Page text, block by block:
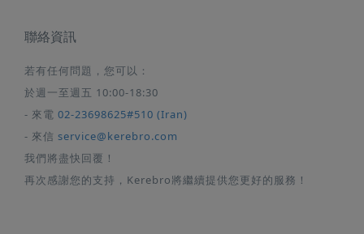
聯絡資訊
若有任何問題，您可以：
於週一至週五 10:00-18:30
- 來電 02-23698625#510 (Iran)
- 來信 service@kerebro.com
我們將盡快回覆！
再次感謝您的支持，Kerebro將繼續提供您更好的服務！